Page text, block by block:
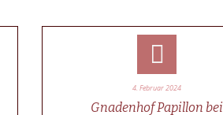
4. Februar 2024
Gnadenhof Papillon bei